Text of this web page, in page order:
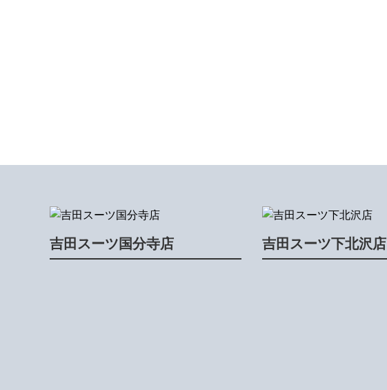
吉田スーツ国分寺店 吉田スーツ下北沢店